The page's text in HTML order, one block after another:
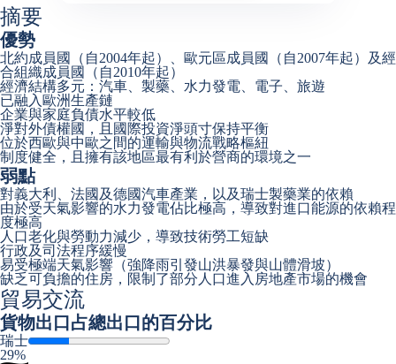
摘要
優勢
北約成員國（自2004年起）、歐元區成員國（自2007年起）及經
合組織成員國（自2010年起）
經濟結構多元：汽車、製藥、水力發電、電子、旅遊
已融入歐洲生產鏈
企業與家庭負債水平較低
淨對外債權國，且國際投資淨頭寸保持平衡
位於西歐與中歐之間的運輸與物流戰略樞紐
制度健全，且擁有該地區最有利於營商的環境之一
弱點
對義大利、法國及德國汽車產業，以及瑞士製藥業的依賴
由於受天氣影響的水力發電佔比極高，導致對進口能源的依賴程
度極高
人口老化與勞動力減少，導致技術勞工短缺
行政及司法程序緩慢
易受極端天氣影響（強降雨引發山洪暴發與山體滑坡）
缺乏可負擔的住房，限制了部分人口進入房地產市場的機會
貿易交流
貨物出口占總出口的百分比
瑞士
29%